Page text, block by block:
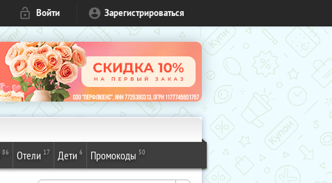
Войти Зарегистрироваться
86 Отели 17 Дети 6 Промокоды 50